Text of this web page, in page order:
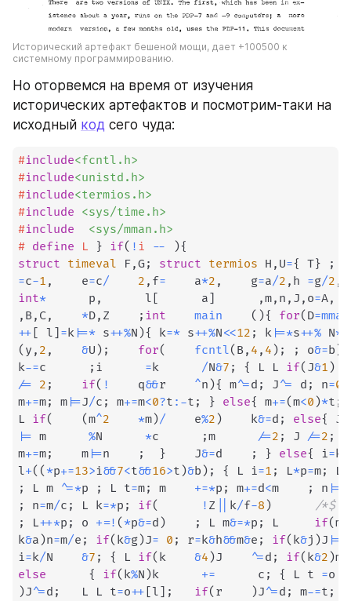
Исторический артефакт бешеной мощи, дает +100500 к
системному программированию.
Но оторвемся на время от изучения
исторических артефактов и посмотрим-таки на
исходный код сего чуда:
#include<fcntl.h>
#include<unistd.h>
#include<termios.h>
#include <sys/time.h>
#include
<sys/mman.h>
# define L } if( ! i -- ){
struct timeval F,G; struct termios H , U={ T} ;
=c-1 ,
    e
=c/ 2 , f=
    a
*2 ,
    g
=a/2 , h =g/2 ,
int*
      p
,
      l
      a
,m, n , J , o=A,
, B , C, *D, Z ; int main ( ){ for( D=mmap
++
l =k |=* s++%N ){ k=* s++%N<<12 ; k |=*s++% N*
( y , 2 , &U ) ; for( fcntl( B , 4 , 4 ) ; ; o&=b )
k-=c ; i =k /N&7 ; { L L if( J&1 )
/= 2 ; if( !
    q
&&r ^n ){ m^=d ; J^= d ; n=0
m+=m; m |=J/c ; m+=m<0?t : -t ; } else{ m+=(m<0 )*t ;
L if( (m^2 *m)/
    e
%2 )
    k
&=d ; else{ J
|= m %N *c ;m /=2 ; J /=2 ;
m+=m;
    m
|=n ; }
    J
&=d ; } else{ i=k
l+( ( *p+=13>i&&7<t&&16>t )&b ) ; { L i=1 ; L*p=m; L
;
L m ^=*p ; L t=m; m +=*p ; m+=d<m ; n |=
;
n=m/c ; L k=*p ; if( ! Z k/f-8 )
/*$
;
L++*p ; o +=! ( *p&=d ) ; L m&=*p ; L if(m
k&a )n=m/e ; if( k&g)J= 0 ; r=k&h&&m&e ; if( k&j )J |=
i=k/N &7 ; { L if( k &4 )J ^=d ; if( k&2 )m
else
{ if( k%N )k +=
      c
; { L t =
)J^=d ;
   L L t
=o++ l ; if( r )J^=d ; m-=t ;